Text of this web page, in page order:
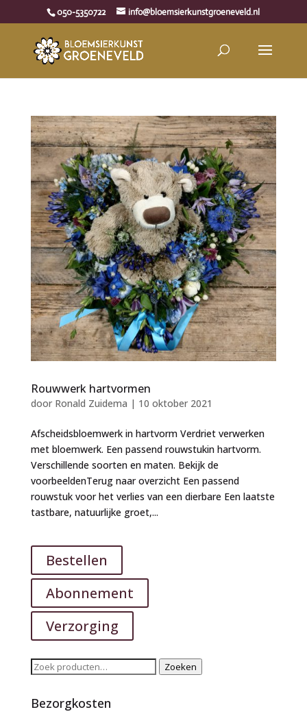
050-5350722 info@bloemsierkunstgroeneveld.nl
Rouwwerk hartvormen
door Ronald Zuidema | 10 oktober 2021
Afscheidsbloemwerk in hartvorm Verdriet verwerken
met bloemwerk. Een passend rouwstukin hartvorm.
Verschillende soorten en maten. Bekijk de
voorbeeldenTerug naar overzicht Een passend
rouwstuk voor het verlies van een dierbare Een laatste
tastbare, natuurlijke groet,...
Bestellen
Abonnement
Verzorging
Zoeken
Zoeken
Bezorgkosten